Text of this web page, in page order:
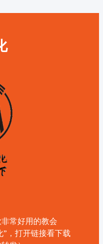
非常好用的教会
”，打开链接看下载